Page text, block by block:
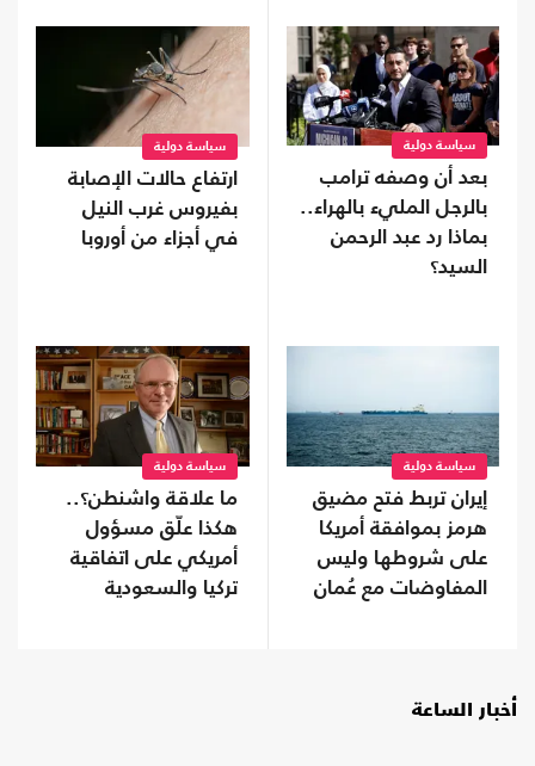
سياسة دولية
بعد أن وصفه ترامب
بالرجل المليء بالهراء..
بماذا رد عبد الرحمن
السيد؟
سياسة دولية
ارتفاع حالات الإصابة
بفيروس غرب النيل
في أجزاء من أوروبا
سياسة دولية
إيران تربط فتح مضيق
هرمز بموافقة أمريكا
على شروطها وليس
المفاوضات مع عُمان
سياسة دولية
ما علاقة واشنطن؟..
هكذا علّق مسؤول
أمريكي على اتفاقية
تركيا والسعودية
أخبار الساعة